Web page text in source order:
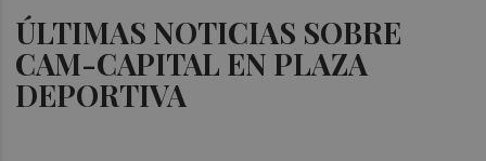
ÚLTIMAS NOTICIAS SOBRE
CAM-CAPITAL EN PLAZA
DEPORTIVA